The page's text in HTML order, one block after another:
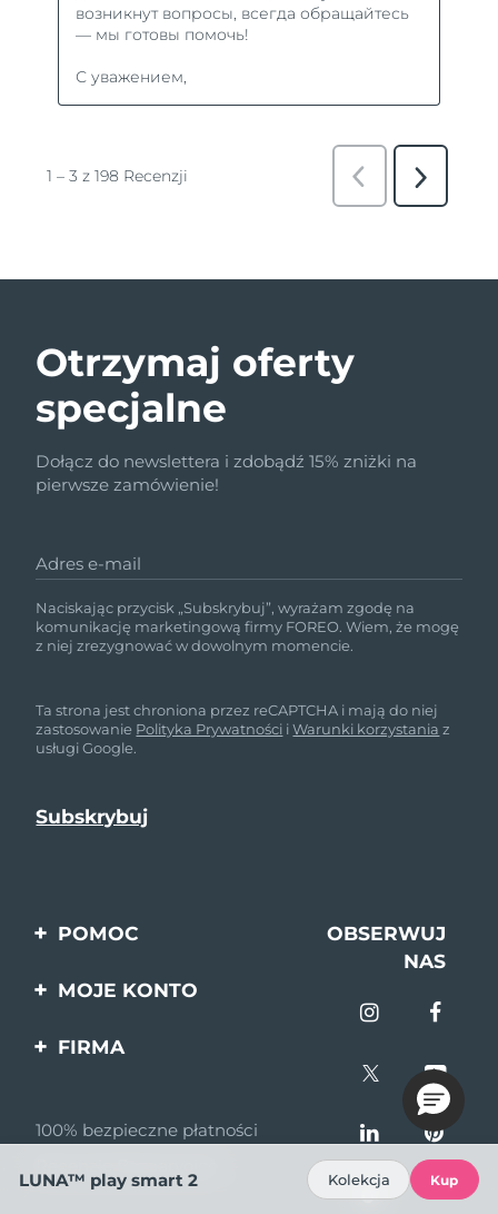
Otrzymaj oferty
specjalne
Dołącz do newslettera i zdobądź 15% zniżki na
pierwsze zamówienie!
Adres e-mail
Naciskając przycisk „Subskrybuj”, wyrażam zgodę na
komunikację marketingową firmy FOREO. Wiem, że mogę
z niej zrezygnować w dowolnym momencie.
Ta strona jest chroniona przez reCAPTCHA i mają do niej
zastosowanie Polityka Prywatności iWarunki korzystania z
usługi Google.
POMOC
Kontakt
Informacje o baterii
OBSERWUJ
NAS
MOJE KONTO
FIRMA
Program partnerski
Wiadomości
100% bezpieczne płatności
LUNA™ play smart 2 Kolekcja Kup